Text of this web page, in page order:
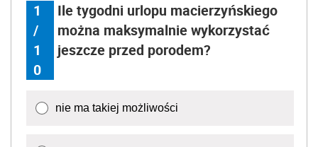
1
/
1
0
Ile tygodni urlopu macierzyńskiego
można maksymalnie wykorzystać
jeszcze przed porodem?
nie ma takiej możliwości